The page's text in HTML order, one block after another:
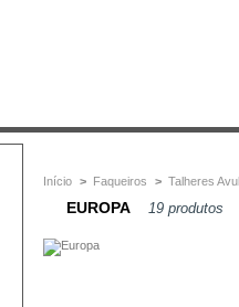
Início > Faqueiros > Talheres
EUROPA 19 produtos